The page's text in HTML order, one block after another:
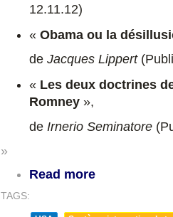
12.11.12)
« Obama ou la
de Jacques Lippert
« Les deux doctrines
Romney »,
de Irnerio Seminatore
»
Read more
TAGS: